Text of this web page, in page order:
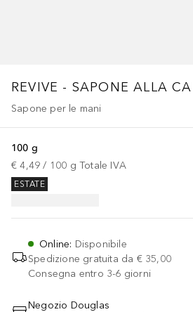
REVIVE - SAPONE ALLA
Sapone per le mani
100 g
€ 4,49 / 100 g Totale IVA
ESTATE
Online: Disponibile
Spedizione gratuita da € 35,00
Consegna entro 3-6 giorni
Negozio Douglas